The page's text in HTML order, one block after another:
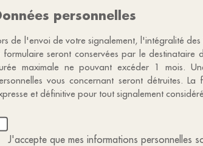
personnelles
de l'envoi de votre signalement, l'intégralité
formulaire seront conservées par le
maximale ne pouvant excéder 1 mois.
vous concernant seront détruites.
et définitive pour tout signalement
J'accepte que mes informations personnelles